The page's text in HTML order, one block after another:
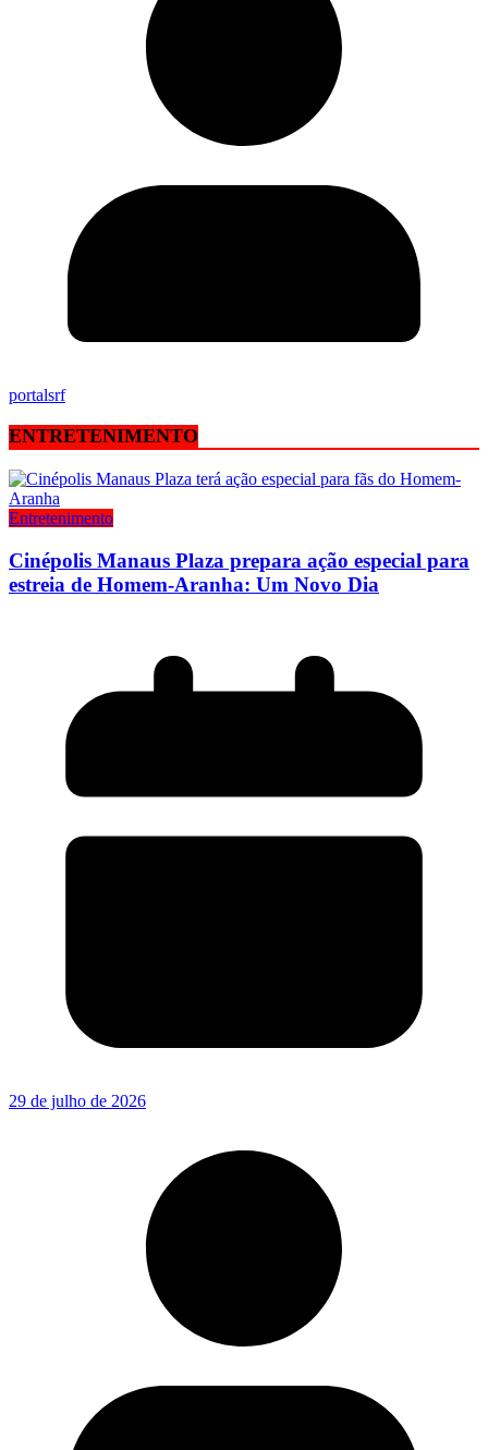
portalsrf
ENTRETENIMENTO
Entretenimento
Cinépolis Manaus Plaza prepara ação especial para
estreia de Homem-Aranha: Um Novo Dia
29 de julho de 2026